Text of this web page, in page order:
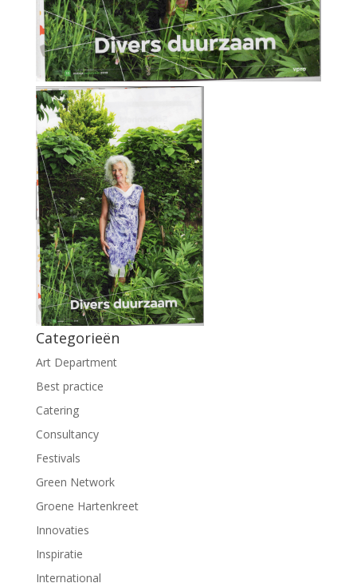
Categorieën
Art Department
Best practice
Catering
Consultancy
Festivals
Green Network
Groene Hartenkreet
Innovaties
Inspiratie
International